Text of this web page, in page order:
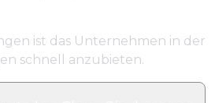
ist das Unternehmen in der
schnell anzubieten.